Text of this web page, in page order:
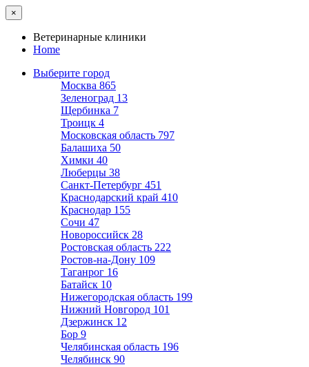
×
Ветеринарные клиники
Home
Выберите город
Москва 865
Зеленоград 13
Щербинка 7
Троицк 4
Московская область 797
Балашиха 50
Химки 40
Люберцы 38
Санкт-Петербург 451
Краснодарский край 410
Краснодар 155
Сочи 47
Новороссийск 28
Ростовская область 222
Ростов-на-Дону 109
Таганрог 16
Батайск 10
Нижегородская область 199
Нижний Новгород 101
Дзержинск 12
Бор 9
Челябинская область 196
Челябинск 90